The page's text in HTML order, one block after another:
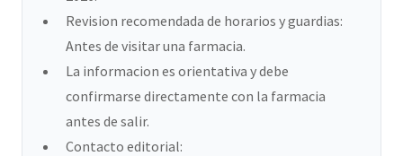
Revision recomendada de horarios y guardias:
Antes de visitar una farmacia.
La informacion es orientativa y debe
confirmarse directamente con la farmacia
antes de salir.
Contacto editorial: